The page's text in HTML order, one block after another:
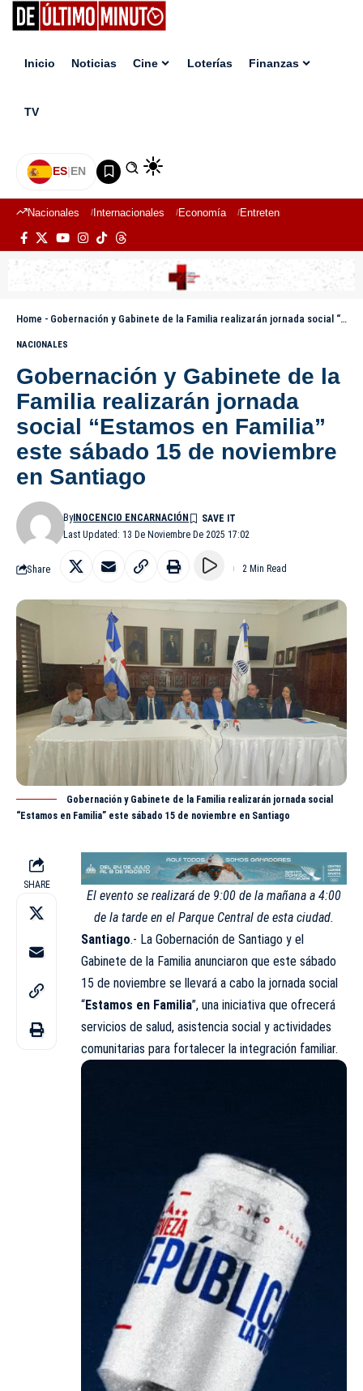
Inicio Noticias Cine Loterías Finanzas
TV
ES|EN
Nacionales Internacionales Economía Entretenimiento
Home - Gobernación y Gabinete de la Familia realizarán jornada social “Estamos en Familia” este sábado 15 de noviembre en Santiago
NACIONALES
Gobernación y Gabinete de la
Familia realizarán jornada
social “Estamos en Familia”
este sábado 15 de noviembre
en Santiago
Last Updated: 13 De Noviembre De 2025 17:02
ByINOCENCIO ENCARNACIÓN
Share 2 Min Read
Gobernación y Gabinete de la Familia realizarán jornada social
“Estamos en Familia” este sábado 15 de noviembre en Santiago
SHARE
El evento se realizará de 9:00 de la mañana a 4:00
de la tarde en el Parque Central de esta ciudad.
Santiago.- La Gobernación de Santiago y el
Gabinete de la Familia anunciaron que este sábado
15 de noviembre se llevará a cabo la jornada social
“Estamos en Familia”, una iniciativa que ofrecerá
servicios de salud, asistencia social y actividades
comunitarias para fortalecer la integración familiar.